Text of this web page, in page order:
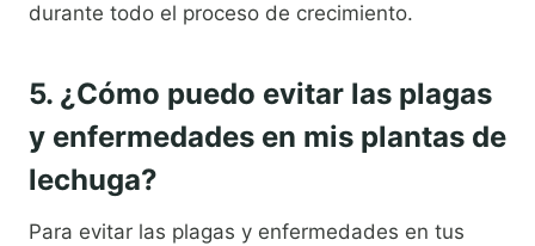
durante todo el proceso de crecimiento.
5. ¿Cómo puedo evitar las plagas
y enfermedades en mis plantas de
lechuga?
Para evitar las plagas y enfermedades en tus